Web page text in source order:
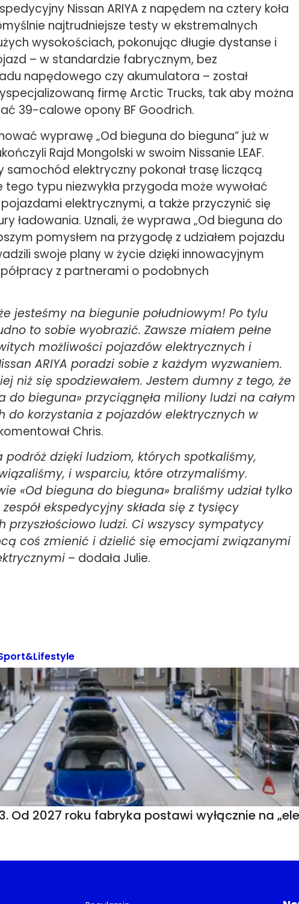
Nissan ARIYA z napędem na cztery koła
najtrudniejsze testy w ekstremalnych
wysokościach, pokonując długie dystanse i
– w standardzie fabrycznym, bez
napędowego czy akumulatora – został
firmę Arctic Trucks, tak aby można
39-calowe opony BF Goodrich.
wyprawę „Od bieguna do bieguna” już w
Rajd Mongolski w swoim Nissanie LEAF.
samochód elektryczny pokonał trasę liczącą
tego typu niezwykła przygoda może wywołać
elektrycznymi, a także przyczynić się
ładowania. Uznali, że wyprawa „Od bieguna do
pomysłem na przygodę z udziałem pojazdu
swoje plany w życie dzięki innowacyjnym
z partnerami o podobnych
jesteśmy na biegunie południowym! Po tylu
to sobie wyobrazić. Zawsze miałem pełne
możliwości pojazdów elektrycznych i
ARIYA poradzi sobie z każdym wyzwaniem.
niż się spodziewałem. Jestem dumny z tego, że
do bieguna» przyciągnęła miliony ludzi na całym
do korzystania z pojazdów elektrycznych w
Chris.
podróż dzięki ludziom, których spotkaliśmy,
i wsparciu, które otrzymaliśmy.
«Od bieguna do bieguna» braliśmy udział tylko
ekspedycyjny składa się z tysięcy
przyszłościowo ludzi. Ci wszyscy sympatycy
coś zmienić i dzielić się emocjami związanymi
– dodała Julie.
Od 2027 roku fabryka postawi wyłącznie na